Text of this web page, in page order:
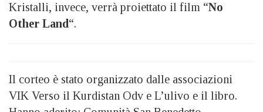
Kristalli, invece, verrà proiettato il film “No
Other Land“.
Il corteo è stato organizzato dalle associazioni
VIK Verso il Kurdistan Odv e L’ulivo e il libro.